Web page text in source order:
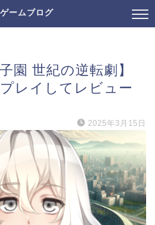
ームブログ
園 世紀の逆転劇】
レイしてレビュー
2025年3月15日